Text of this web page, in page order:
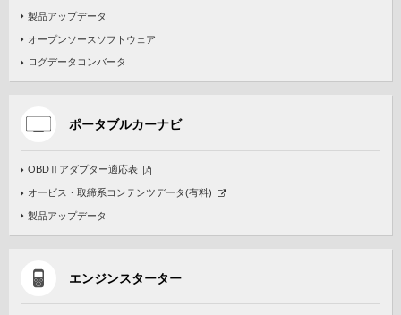
製品アップデータ
オープンソースソフトウェア
ログデータコンバータ
ポータブルカーナビ
OBDⅡアダプター適応表
オービス・取締系コンテンツデータ(有料)
製品アップデータ
エンジンスターター